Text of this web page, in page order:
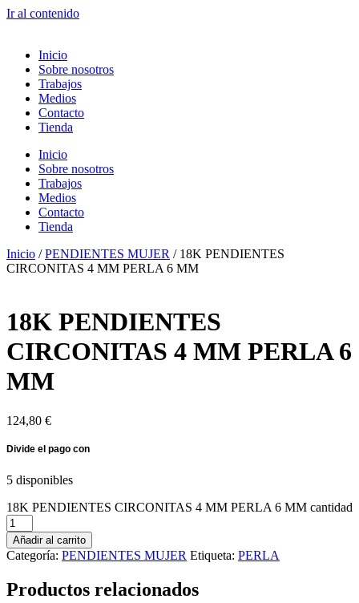
Ir al contenido
Inicio
Sobre nosotros
Trabajos
Medios
Contacto
Tienda
Inicio
Sobre nosotros
Trabajos
Medios
Contacto
Tienda
Inicio /PENDIENTES MUJER / 18K PENDIENTES
CIRCONITAS 4 MM PERLA 6 MM
18K PENDIENTES
CIRCONITAS 4 MM PERLA 6
MM
124,80 €
5 disponibles
18K PENDIENTES CIRCONITAS 4 MM PERLA 6 MM cantidad
Añadir al carrito
Categoría: PENDIENTES MUJER Etiqueta: PERLA
Productos relacionados